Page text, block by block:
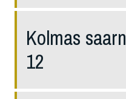
Kolmas
12